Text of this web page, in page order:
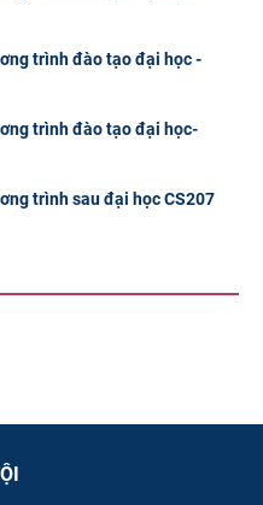
trình đào tạo đại học -
trình đào tạo đại học-
trình sau đại học CS207